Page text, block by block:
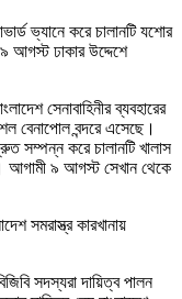
ভ্যানে করে চালানটি যশোর
৯ আগস্ট ঢাকার উদ্দেশে
সেনাবাহিনীর ব্যবহারের
বেনাপোল বন্দরে এসেছে।
সম্পন্ন করে চালানটি খালাস
আগামী ৯ আগস্ট সেখান থেকে
সমরাস্ত্র কারখানায়
সদস্যরা দায়িত্ব পালন